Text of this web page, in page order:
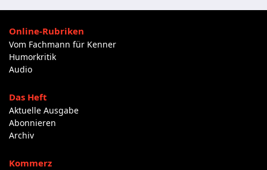
Online-Rubriken
Vom Fachmann für Kenner
Humorkritik
Audio
Das Heft
Aktuelle Ausgabe
Abonnieren
Archiv
Kommerz